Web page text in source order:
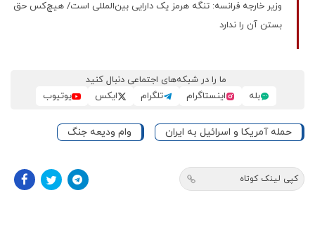
وزیر خارجه فرانسه: تنگه هرمز یک دارایی بین‌المللی است/ هیچ‌کس حق
بستن آن را ندارد
ما را در شبکه‌های اجتماعی دنبال کنید
بله
اینستاگرام تلگرام ایکس یوتیوب
حمله آمریکا و اسرائیل به ایران وام ودیعه جنگ
کپی لینک کوتاه